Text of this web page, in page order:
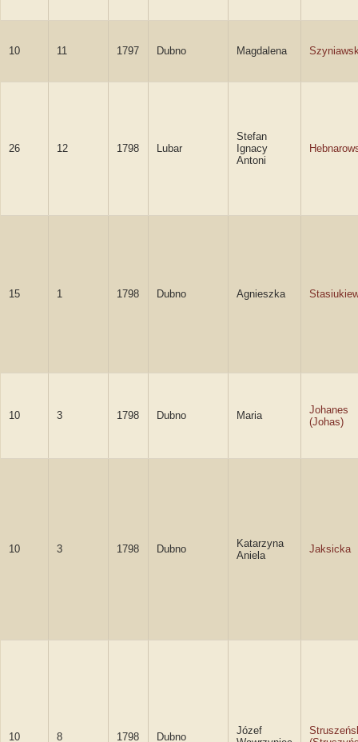
10 11 1797 Dubno Magdalena
26 12 1798 Lubar
Stefan
Ignacy
Antoni
15 1 1798 Dubno Agnieszka
10 3 1798 Dubno Maria
Johanes
(Johas)
10 3 1798 Dubno
Katarzyna
Aniela
Jaksicka
10 8 1798 Dubno
Józef